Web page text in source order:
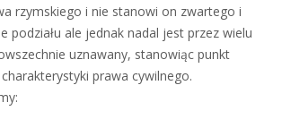
rzymskiego i nie stanowi on zwartego i
podziału ale jednak nadal jest przez wielu
uznawany, stanowiąc punkt
prawa cywilnego.